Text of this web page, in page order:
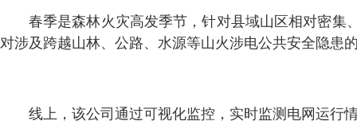
春季是森林火灾高发季节，针对县域山区相对密集
对涉及跨越山林、公路、水源等山火涉电公共安全隐患
线上，该公司通过可视化监控，实时监测电网运行